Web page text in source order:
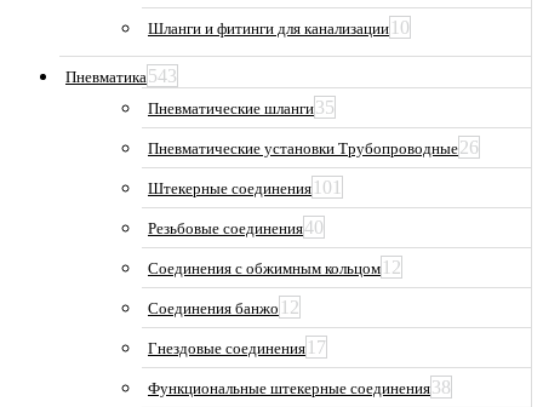
Шланги и фитинги для канализации 10
Пневматика543
Пневматические шланги35
Пневматические установки Трубопроводные26
Штекерные соединения 101
Резьбовые соединения40
Соединения с обжимным кольцом 12
Соединения банжо 12
Гнездовые соединения 17
Функциональные штекерные соединения38